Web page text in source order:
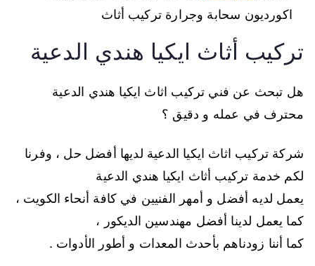
اكورديون سحابة وجرارة تركيب أثاث
تركيب أثاث ايكيا هندي الدعية
هل تبحث عن فني تركيب اثاث ايكيا هندي الدعية
محترف في عمله و دقيق ؟
شركة تركيب اثاث ايكيا الدعية لديها أفضل حل ، وفرنا
لكم خدمة تركيب أثاث ايكيا هندي الدعية
يعمل لديه أفضل و أمهر الفنيين في كافة أنحاء الكويت ،
كما يعمل لدينا أفضل مهندسين الديكور ،
كما أننا زودناهم بأحدث المعدات و أطور الأدوات .